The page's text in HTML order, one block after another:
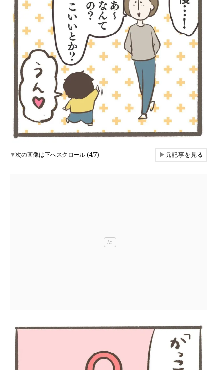
▼次の画像は下へスクロール (4/7) ▶元記事を見る